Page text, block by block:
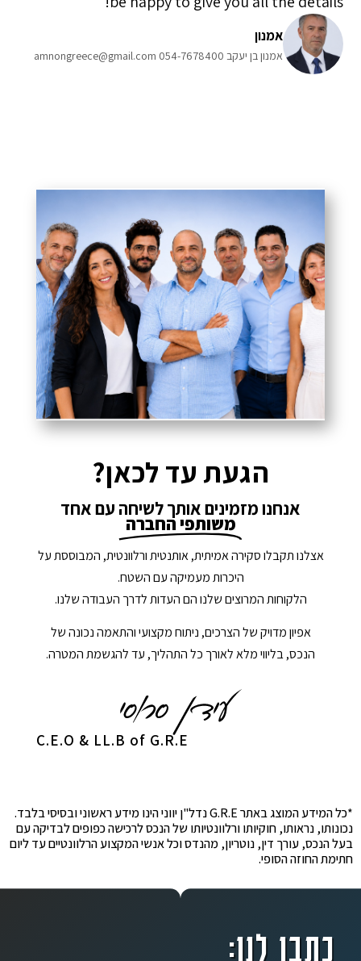
אמנון
אמנון בן יעקב 054-7678400 amnongreece@gmail.com
הגעת עד לכאן?
אנחנו מזמינים אותך לשיחה עם אחד
משותפי החברה
אצלנו תקבלו סקירה אמיתית, אותנטית ורלוונטית, המבוססת על
היכרות מעמיקה עם השטח.
הלקוחות המרוצים שלנו הם העדות לדרך העבודה שלנו.
אפיון מדויק של הצרכים, ניתוח מקצועי והתאמה נכונה של
הנכס, בליווי מלא לאורך כל התהליך, עד להגשמת המטרה.
C.E.O & LL.B of G.R.E
*כל המידע המוצג באתר G.R.E נדל"ן יווני הינו מידע ראשוני ובסיסי בלבד.
נכונותו, נראותו, חוקיותו ורלוונטיותו של הנכס לרכישה כפופים לבדיקה עם
בעל הנכס, עורך דין, נוטריון, מהנדס וכל אנשי המקצוע הרלוונטיים עד ליום
חתימת החוזה הסופי.
כתבו לנו: